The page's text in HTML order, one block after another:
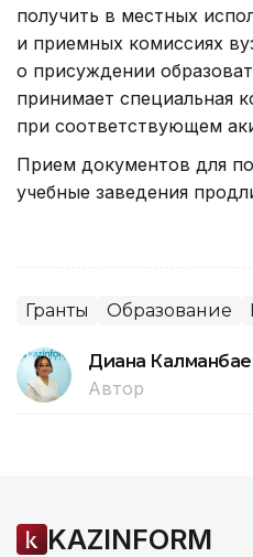
получить в местных
и приемных комиссиях
о присуждении
принимает специальная
при соответствующем
Прием документов для
учебные заведения
Гранты Образование
Диана
Автор
KAZINFORM